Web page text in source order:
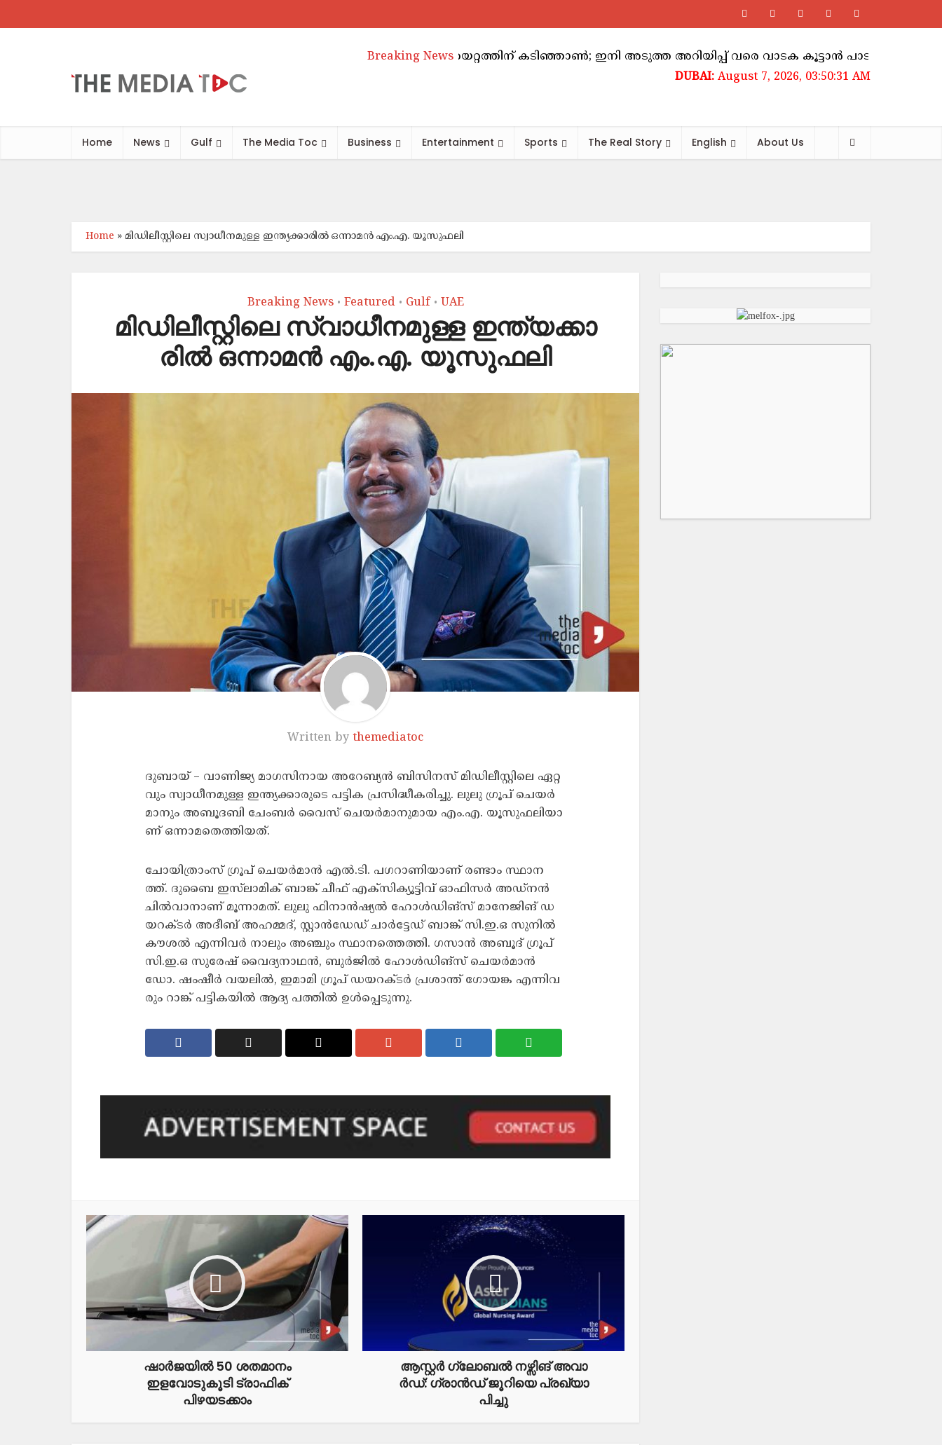
Breaking News
അബുദാബിയിൽ വാടകക്കയറ്റത്തിന് കടിഞ്ഞാൺ; ഇനി അടുത്ത അറിയിപ്പ് വരെ വാടക കൂട്ടാൻ പാടില്ലെന്ന് ഉത്തരവ്
August 7, 2026, 03:50:32 AM
Home News Gulf The Media Toc Business Entertainment Sports The Real Story English About Us
Home » മി​ഡി​ലീ​സ്റ്റി​ലെ സ്വാ​ധീ​ന​മു​ള്ള ഇ​ന്ത്യ​ക്കാ​രി​ൽ ഒ​ന്നാ​മ​ൻ എം.​എ. യൂ​സു​ഫ​ലി
Breaking News • Featured • Gulf • UAE
മി​ഡി​ലീ​സ്റ്റി​ലെ സ്വാ​ധീ​ന​മു​ള്ള ഇ​ന്ത്യ​ക്കാ​
രി​ൽ ഒ​ന്നാ​മ​ൻ എം.​എ. യൂ​സു​ഫ​ലി
Written by themediatoc
ദുബായ് – വാ​ണി​ജ്യ മാ​ഗ​സി​നാ​യ അ​റേ​ബ്യ​ൻ ബി​സി​ന​സ്​ മി​ഡി​ലീ​സ്റ്റി​ലെ ഏ​റ്റ​
വും സ്വാ​ധീ​ന​മു​ള്ള ഇ​ന്ത്യ​ക്കാ​രു​ടെ പ​ട്ടി​ക പ്ര​സി​ദ്ധീ​ക​രി​ച്ചു. ലു​ലു ഗ്രൂ​പ് ചെ​യ​ർ​
മാ​നും അ​ബൂ​ദ​ബി ചേം​ബ​ർ വൈ​സ് ചെ​യ​ർ​മാ​നു​മാ​യ എം.​എ. യൂ​സു​ഫ​ലി​യാ​
ണ് ഒ​ന്നാ​മ​തെ​ത്തി​യ​ത്.
ചോ​യി​​ത്രാം​സ്​ ഗ്രൂ​പ് ചെ​യ​ർ​മാ​ൻ എ​ൽ.​ടി. പ​ഗ​റാ​ണി​യാ​ണ് ര​ണ്ടാം സ്ഥാ​ന​
ത്ത്. ദു​ബൈ ഇ​സ്​​ലാ​മി​ക് ബാ​ങ്ക് ചീ​ഫ് എ​ക്സി​ക്യൂ​ട്ടി​വ് ഓ​ഫി​സ​ർ അ​ഡ്ന​ൻ
ചി​ൽ​വാ​നാ​ണ് മൂ​ന്നാ​മ​ത്. ലു​ലു ഫി​നാ​ൻ​ഷ്യ​ൽ ഹോ​ൾ​ഡി​ങ്സ് മാ​നേ​ജി​ങ് ഡ​
യ​റ​ക്ട​ർ അ​ദീ​ബ് അ​ഹ​മ്മ​ദ്, സ്റ്റാ​ൻ​ഡേ​ഡ് ചാ​ർ​ട്ടേ​ഡ് ബാ​ങ്ക് സി.​ഇ.​ഒ സു​നി​ൽ
കൗ​ശ​ൽ എ​ന്നി​വ​ർ നാ​ലും അ​ഞ്ചും സ്ഥാ​ന​ത്തെ​ത്തി. ഗ​സാ​ൻ അ​ബൂ​ദ് ഗ്രൂ​പ്
സി.​ഇ.​ഒ സു​രേ​ഷ് വൈ​ദ്യ​നാ​ഥ​ൻ, ബു​ർ​ജി​ൽ ഹോ​ൾ​ഡി​ങ്സ് ചെ​യ​ർ​മാ​ൻ
ഡോ. ​ഷം​ഷീ​ർ വ​യ​ലി​ൽ, ഇ​മാ​മി ഗ്രൂ​പ് ഡ​യ​റ​ക്ട​ർ പ്ര​ശാ​ന്ത് ഗോ​യ​ങ്ക എ​ന്നി​വ​
രും റാ​ങ്ക് പ​ട്ടി​ക​യി​ൽ ആ​ദ്യ പ​ത്തി​ൽ ഉ​ൾ​പ്പെ​ടു​ന്നു.
ഷാർജയിൽ 50 ശതമാനം
ഇളവോടുകൂടി ട്രാഫിക്
പിഴയടക്കാം
ആ​സ്റ്റ​ര്‍ ഗ്ലോ​ബ​ല്‍ ന​ഴ്സി​ങ് അ​വാ​
ര്‍ഡ്: ഗ്രാ​ന്‍ഡ് ജൂ​റി​യെ പ്ര​ഖ്യാ​
പി​ച്ചു